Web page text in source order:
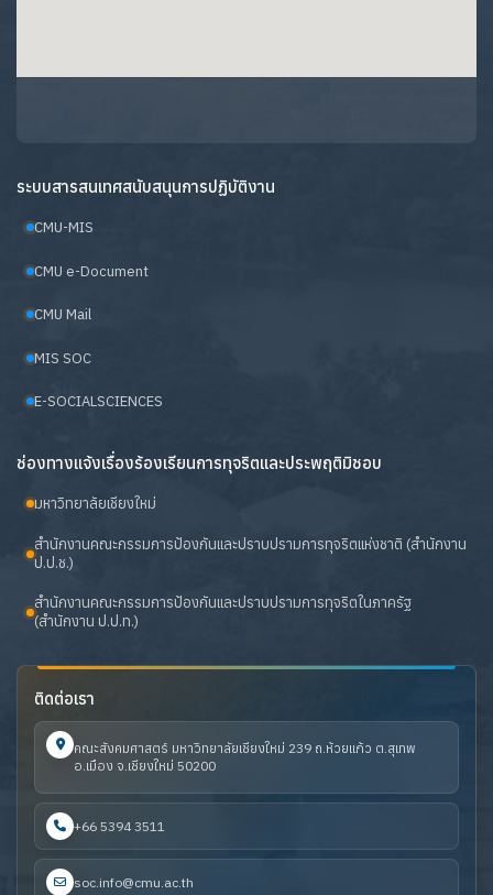
ระบบสารสนเทศสนับสนุนการปฏิบัติงาน
CMU-MIS
CMU e-Document
CMU Mail
MIS SOC
E-SOCIALSCIENCES
ช่องทางแจ้งเรื่องร้องเรียนการทุจริตและประพฤติมิชอบ
มหาวิทยาลัยเชียงใหม่
สำนักงานคณะกรรมการป้องกันและปราบปรามการทุจริตแห่งชาติ (สำนักงาน
ป.ป.ช.)
สำนักงานคณะกรรมการป้องกันและปราบปรามการทุจริตในภาครัฐ
(สำนักงาน ป.ป.ท.)
ติดต่อเรา
คณะสังคมศาสตร์ มหาวิทยาลัยเชียงใหม่ 239 ถ.ห้วยแก้ว ต.สุเทพ
อ.เมือง จ.เชียงใหม่ 50200
+66 5394 3511
soc.info@cmu.ac.th